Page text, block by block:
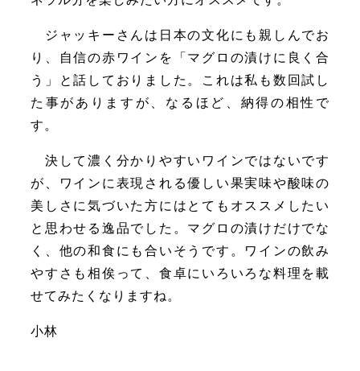
ジャッキーさんは日本の文化にも親しんでお
り、自信の赤ワインを「マグロの漬けに良く合
う」と話しておりました。これは私も数回試し
た事がありますが、なるほど、納得の相性で
す。
決して濃く分かりやすいワインではないです
が、ワインに表現される優しい果実味や酸味の
美しさに気づいた方にはとてもオススメしたい
と思わせる逸品でした。マグロの漬けだけでな
く、他の和食にも合いそうです。ワインの飲み
やすさも相俟って、食卓にいろいろな料理を載
せてみたくなりますね。
小林